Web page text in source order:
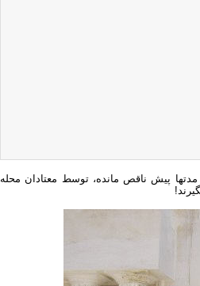
پیش ناقص مانده، توسط معتادان محله